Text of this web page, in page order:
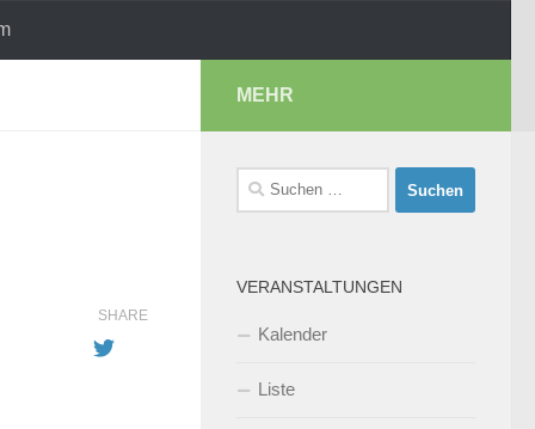
SHARE
MEHR
Suchen
nach:
VERANSTALTUNGEN
Kalender
Liste